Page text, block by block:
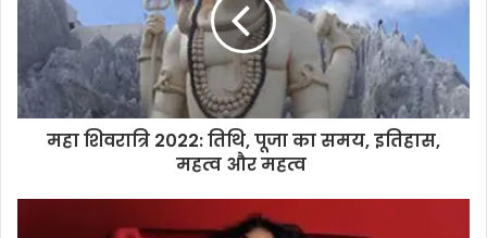
महा शिवरात्रि 2022: तिथि, पूजा का समय, इतिहास,
महत्व और महत्व